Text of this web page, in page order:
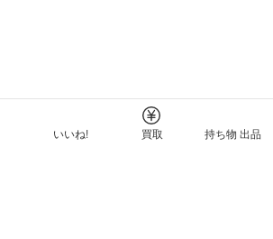
いいね! 買取 持ち物 出品